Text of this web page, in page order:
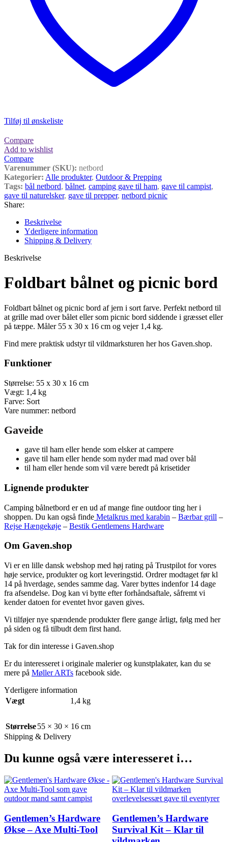
Tilføj til ønskeliste
Compare
Add to wishlist
Compare
Varenummer (SKU): netbord
Kategorier: Alle produkter, Outdoor & Prepping
Tags: bål netbord, bålnet, camping gave til ham, gave til campist,
gave til naturelsker, gave til prepper, netbord picnic
Share:
Beskrivelse
Yderligere information
Shipping & Delivery
Beskrivelse
Foldbart bålnet og picnic bord
Foldbart bålnet og picnic bord af jern i sort farve. Perfekt netbord til
at grille mad over bålet eller som picnic bord siddende i græsset eller
på tæppe. Måler 55 x 30 x 16 cm og vejer 1,4 kg.
Find mere praktisk udstyr til vildmarksturen her hos Gaven.shop.
Funktioner
Størrelse: 55 x 30 x 16 cm
Vægt: 1,4 kg
Farve: Sort
Vare nummer: netbord
Gaveide
gave til ham eller hende som elsker at campere
gave til ham eller hende som nyder mad mad over bål
til ham eller hende som vil være beredt på krisetider
Lignende produkter
Camping bålnetbord er en ud af mange fine outdoor ting her i
shoppen. Du kan også finde Metalkrus med karabin – Bærbar grill –
Rejse Hængekøje – Bestik Gentlemens Hardware
Om Gaven.shop
Vi er en lille dansk webshop med høj rating på Trustpilot for vores
høje service, produkter og kort leveringstid. Ordrer modtaget før kl
14 på hverdage, sendes samme dag. Varer byttes indenfor 14 dage
fra afsendelse. Dog kan vi bytte efter forhåndsaftale, såfremt vi
kender datoen for eventet hvor gaven gives.
Vi tilføjer nye spændende produkter flere gange årligt, følg med her
på siden og få tilbudt dem first hand.
Tak for din interesse i Gaven.shop
Er du interesseret i originale malerier og kunstplakater, kan du se
mere på Møller ARTs facebook side.
Yderligere information
Vægt
1,4 kg
Størrelse55 × 30 × 16 cm
Shipping & Delivery
Du kunne også være interesseret i…
Gentlemen’s Hardware
Økse – Axe Multi-Tool
Gentlemen’s Hardware
Survival Kit – Klar til